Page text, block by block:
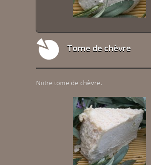
Tome de chèvre
Notre tome de chèvre.